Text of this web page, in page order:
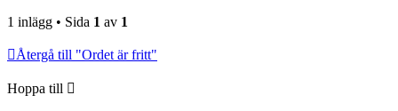
1 inlägg • Sida 1 av 1
Återgå till "Ordet är fritt"
Hoppa till